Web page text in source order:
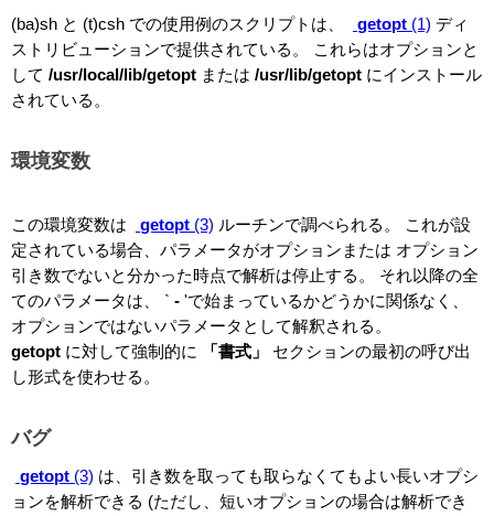
(ba)sh と (t)csh での使用例のスクリプトは、 getopt (1) ディ
ストリビューションで提供されている。 これらはオプションと
して /usr/local/lib/getopt または /usr/lib/getopt にインストール
されている。
環境変数
この環境変数は getopt (3) ルーチンで調べられる。 これが設
定されている場合、パラメータがオプションまたは オプション
引き数でないと分かった時点で解析は停止する。 それ以降の全
てのパラメータは、 ` - 'で始まっているかどうかに関係なく、
オプションではないパラメータとして解釈される。
getopt に対して強制的に 「書式」
セクションの最初の呼び出
し形式を使わせる。
バグ
getopt (3) は、引き数を取っても取らなくてもよい長いオプシ
ョンを解析できる (ただし、短いオプションの場合は解析でき